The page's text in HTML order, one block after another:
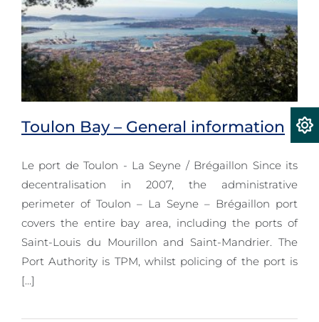
Toulon Bay – General information
Toulon Bay – General information
Le port de Toulon - La Seyne / Brégaillon Since its
decentralisation in 2007, the administrative
perimeter of Toulon – La Seyne – Brégaillon port
covers the entire bay area, including the ports of
Saint-Louis du Mourillon and Saint-Mandrier. The
Port Authority is TPM, whilst policing of the port is
[...]